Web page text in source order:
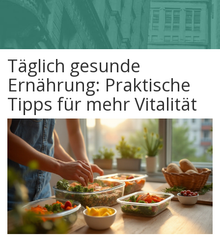
Täglich gesunde
Ernährung: Praktische
Tipps für mehr Vitalität